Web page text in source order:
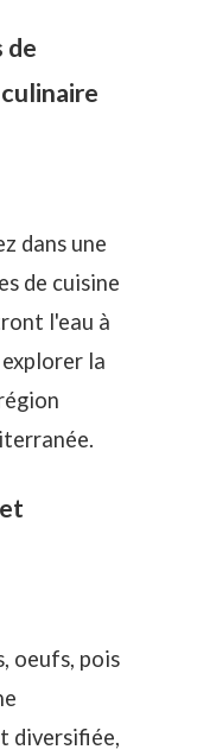
de
dans une
de cuisine
l'eau à
la
oeufs, pois
diversifiée,